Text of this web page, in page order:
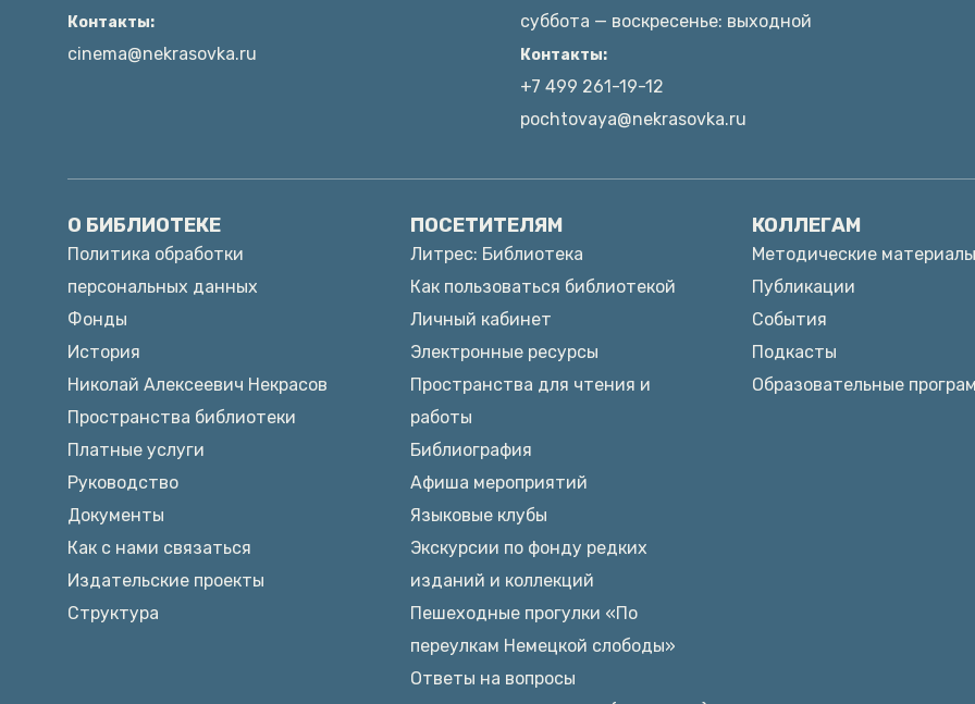
Контакты:
cinema@nekrasovka.ru
суббота — воскресенье: выходной
Контакты:
+7 499 261-19-12
pochtovaya@nekrasovka.ru
О БИБЛИОТЕКЕ
Политика обработки
персональных данных
Фонды
История
Николай Алексеевич Некрасов
Пространства библиотеки
Платные услуги
Руководство
Документы
Как с нами связаться
Издательские проекты
Структура
ПОСЕТИТЕЛЯМ
Литрес: Библиотека
Как пользоваться библиотекой
Личный кабинет
Электронные ресурсы
Пространства для чтения и
работы
Библиография
Афиша мероприятий
Языковые клубы
Экскурсии по фонду редких
изданий и коллекций
Пешеходные прогулки «По
переулкам Немецкой слободы»
Ответы на вопросы
КОЛЛЕГАМ
Методические
Публикации
События
Подкасты
Образовательные